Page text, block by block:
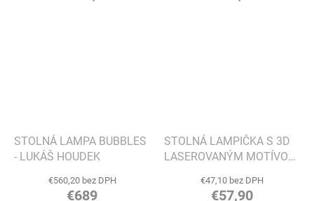
STOLNÁ LAMPA BUBBLES
- LUKÁŠ HOUDEK
€560,20 bez DPH
€689
STOLNÁ LAMPIČKA S 3D
LASEROVANÝM MOTÍVOM,
€47,10 bez DPH
€57,90